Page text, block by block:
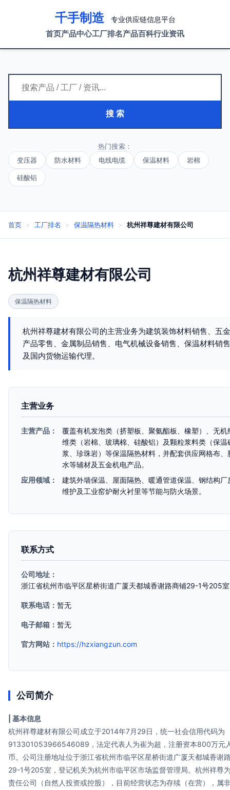
千手制造 专业供应链信息平台
首页产品中心工厂排名产品百科行业资讯
搜 索
热门搜索：
变压器
防水材料 电线电缆 保温材料 岩棉
硅酸铝
首页 > 工厂排名 > 保温隔热材料 > 杭州祥尊建材有限公司
杭州祥尊建材有限公司
保温隔热材料
杭州祥尊建材有限公司的主营业务为建筑装饰材料销售、五金
产品零售、金属制品销售、电气机械设备销售、保温材料销售
及国内货物运输代理。
主营业务
主营产品：
覆盖有机发泡类（挤塑板、聚氨酯板、橡塑）、无机
维类（岩棉、玻璃棉、硅酸铝）及颗粒浆料类（保温
浆、珍珠岩）等保温隔热材料，并配套供应网格布、
水等辅材及五金机电产品。
应用领域：
建筑外墙保温、屋面隔热、暖通管道保温、钢结构厂
维护及工业窑炉耐火衬里等节能与防火场景。
联系方式
公司地址：
浙江省杭州市临平区星桥街道广厦天都城香谢路商铺29-1号205室
联系电话： 暂无
电子邮箱： 暂无
官方网站： https://hzxiangzun.com
公司简介
| 基本信息
杭州祥尊建材有限公司成立于2014年7月29日，统一社会信用代码为
913301053966546089，法定代表人为崔为超，注册资本800万元
币。公司注册地址位于浙江省杭州市临平区星桥街道广厦天都城香谢
29-1号205室，登记机关为杭州市临平区市场监督管理局。杭州祥尊
责任公司（自然人投资或控股），目前经营状态为存续（在营），属